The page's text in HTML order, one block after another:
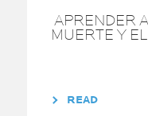
APRENDER
MUERTE Y
READ